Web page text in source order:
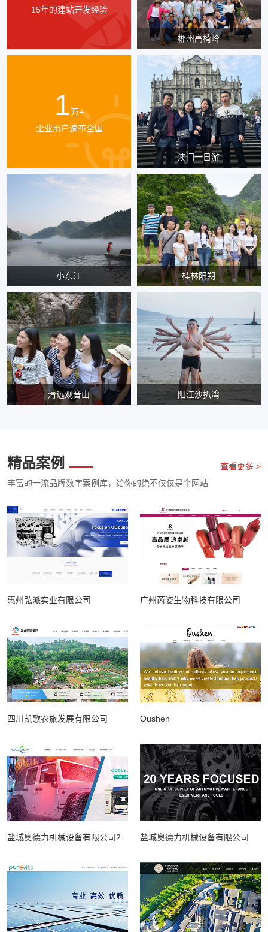
15年的建站开发经验
1万+
企业用户遍布全国
郴州高椅岭
澳门一日游
小东江
清远观音山
桂林阳朔
阳江沙扒湾
查看更多 >
精品案例
丰富的一流品牌数字案例库，给你的绝不仅仅是个网站
惠州弘派实业有限公司 广州芮姿生物科技有限公司
四川凯歌农旅发展有限公司 Oushen
盐城奥德力机械设备有限公司2 盐城奥德力机械设备有限公司